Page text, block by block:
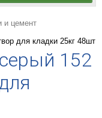
и цемент
для кладки 25кг 48шт
152